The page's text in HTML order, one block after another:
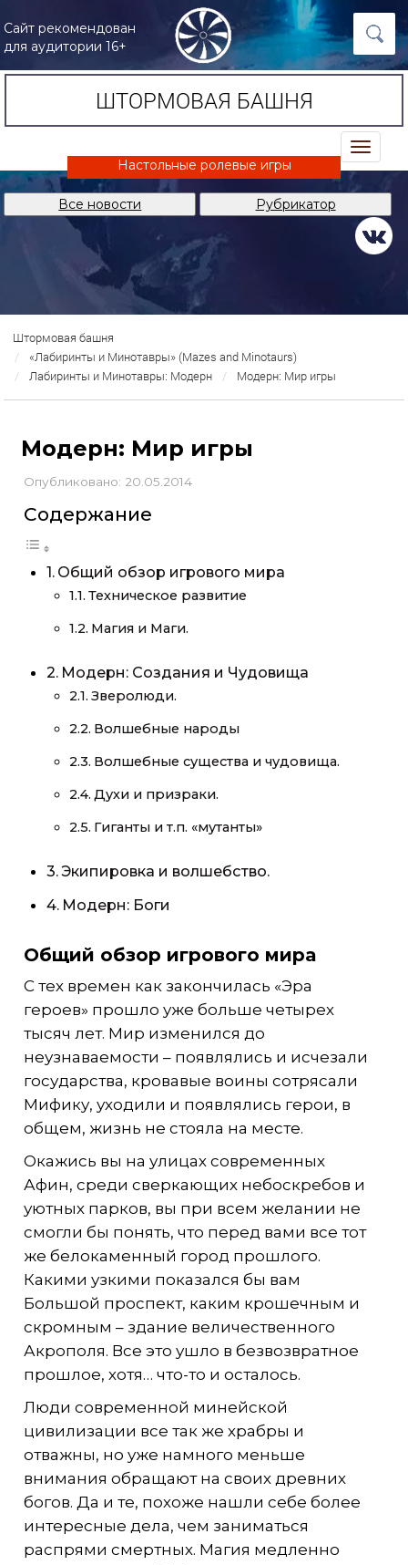
Сайт рекомендован
для аудитории 16+
ШТОРМОВАЯ БАШНЯ
trk
Настольные ролевые игры
Все новости Рубрикатор
Штормовая башня
«Лабиринты и Минотавры» (Mazes and Minotaurs)
Лабиринты и Минотавры: Модерн
Модерн: Мир игры
Модерн: Мир игры
Опубликовано: 20.05.2014
Содержание
Общий обзор игрового мира
Техническое развитие
Магия и Маги.
Модерн: Создания и Чудовища
Зверолюди.
Волшебные народы
Волшебные существа и чудовища.
Духи и призраки.
Гиганты и т.п. «мутанты»
Экипировка и волшебство.
Модерн: Боги
Общий обзор игрового мира
С тех времен как закончилась «Эра
героев» прошло уже больше четырех
тысяч лет. Мир изменился до
неузнаваемости – появлялись и исчезали
государства, кровавые воины сотрясали
Мифику, уходили и появлялись герои, в
общем, жизнь не стояла на месте.
Окажись вы на улицах современных
Афин, среди сверкающих небоскребов и
уютных парков, вы при всем желании не
смогли бы понять, что перед вами все тот
же белокаменный город прошлого.
Какими узкими показался бы вам
Большой проспект, каким крошечным и
скромным – здание величественного
Акрополя. Все это ушло в безвозвратное
прошлое, хотя… что-то и осталось.
Люди современной минейской
цивилизации все так же храбры и
отважны, но уже намного меньше
внимания обращают на своих древних
богов. Да и те, похоже нашли себе более
интересные дела, чем заниматься
распрями смертных. Магия медленно